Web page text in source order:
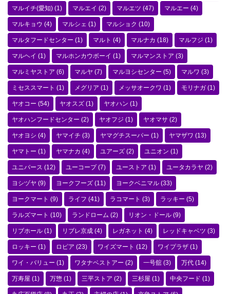
マルイチ(愛知) (1) マルエイ (2) マルエツ (47) マルエー (4)
マルキョウ (4) マルシェ (1) マルショク (10)
マルタフードセンター (1) マルト (4) マルナカ (18) マルフジ (1)
マルヘイ (1) マルホンカウボーイ (1) マルマンストア (3)
マルミヤストア (6) マルヤ (7) マルヨシセンター (5) マルワ (3)
ミセススマート (1) メグリア (1) メッサオークワ (1) モリナガ (1)
ヤオコー (54) ヤオスズ (1) ヤオハン (1)
ヤオハンフードセンター (2) ヤオフジ (1) ヤオマサ (2)
ヤオヨシ (4) ヤマイチ (3) ヤマグチスーパー (1) ヤマザワ (13)
ヤマトー (1) ヤマナカ (4) ユアーズ (2) ユニオン (1)
ユニバース (12) ユーコープ(7) ユーストア (1) ユータカラヤ (2)
ヨシヅヤ (9) ヨークフーズ (11) ヨークベニマル (33)
ヨークマート (9) ライフ (41) ラコマート (3) ラッキー (5)
ラルズマート (10) ランドローム (2) リオン・ドール (9)
リブホール (1) リブレ京成 (4) レガネット (4) レッドキャベツ (3)
ロッキー (1) ロピア (23) ワイズマート (12) ワイプラザ (1)
ワイ・バリュー (1) ワタナベストアー (2) 一号舘 (3) 万代 (14)
万寿屋 (1) 万惣 (1) 三平ストア (2) 三杉屋 (1) 中央フード (1)